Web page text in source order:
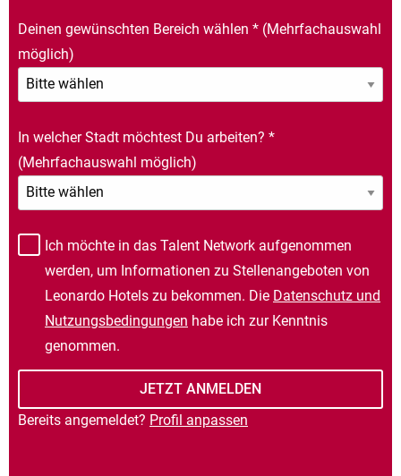
Deinen gewünschten Bereich wählen * (Mehrfachauswahl
möglich)
In welcher Stadt möchtest Du arbeiten? *
(Mehrfachauswahl möglich)
Ich möchte in das Talent Network aufgenommen
werden, um Informationen zu Stellenangeboten von
Leonardo Hotels zu bekommen. Die Datenschutz und
Nutzungsbedingungen habe ich zur Kenntnis
genommen.
Bereits angemeldet? Profil anpassen